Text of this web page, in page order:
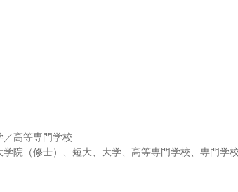
高等専門学校
院（修士）、短大、大学、高等専門学校、専門学校